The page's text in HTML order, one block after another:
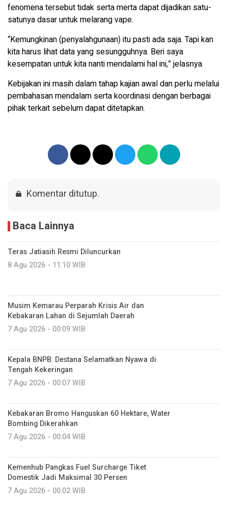
fenomena tersebut tidak serta merta dapat dijadikan satu-
satunya dasar untuk melarang vape.
“Kemungkinan (penyalahgunaan) itu pasti ada saja. Tapi kan
kita harus lihat data yang sesungguhnya. Beri saya
kesempatan untuk kita nanti mendalami hal ini,” jelasnya.
Kebijakan ini masih dalam tahap kajian awal dan perlu melalui
pembahasan mendalam serta koordinasi dengan berbagai
pihak terkait sebelum dapat ditetapkan.
Komentar ditutup.
Baca Lainnya
Teras Jatiasih Resmi Diluncurkan
8 Agu 2026 - 11:10 WIB
Musim Kemarau Perparah Krisis Air dan
Kebakaran Lahan di Sejumlah Daerah
7 Agu 2026 - 00:09 WIB
Kepala BNPB: Destana Selamatkan Nyawa di
Tengah Kekeringan
7 Agu 2026 - 00:07 WIB
Kebakaran Bromo Hanguskan 60 Hektare, Water
Bombing Dikerahkan
7 Agu 2026 - 00:04 WIB
Kemenhub Pangkas Fuel Surcharge Tiket
Domestik Jadi Maksimal 30 Persen
7 Agu 2026 - 00:02 WIB